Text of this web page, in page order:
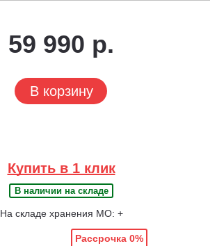
59 990 р.
В корзину
Купить в 1 клик
В наличии на складе
На складе хранения МО: +
Рассрочка 0%